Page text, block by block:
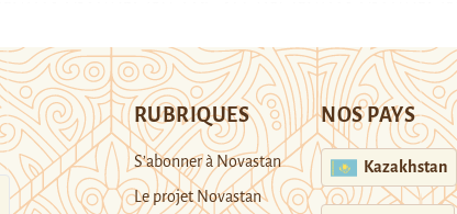
RUBRIQUES
S’abonner à Novastan
Le projet Novastan
NOS PAYS
Kazakhstan